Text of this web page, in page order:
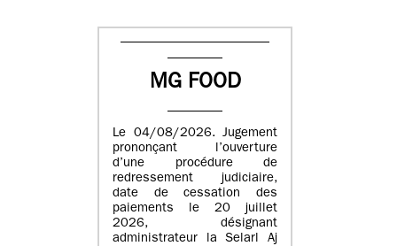
MG FOOD
Le 04/08/2026. Jugement
prononçant l’ouverture
d’une procédure de
redressement judiciaire,
date de cessation des
paiements le 20 juillet
2026, désignant
administrateur la Selarl Aj